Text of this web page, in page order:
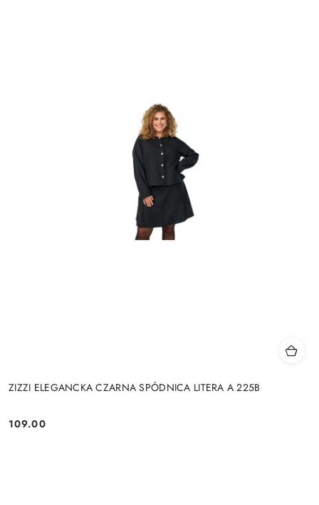
ZIZZI ELEGANCKA CZARNA SPÓDNICA LITERA A 225B
Cena:
109.00